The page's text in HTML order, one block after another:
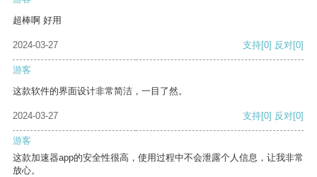
超棒啊 好用
2024-03-27 支持[0] 反对[0]
游客
这款软件的界面设计非常简洁，一目了然。
2024-03-27 支持[0] 反对[0]
游客
这款加速器app的安全性很高，使用过程中不会泄露个人信息，让我非常
放心。